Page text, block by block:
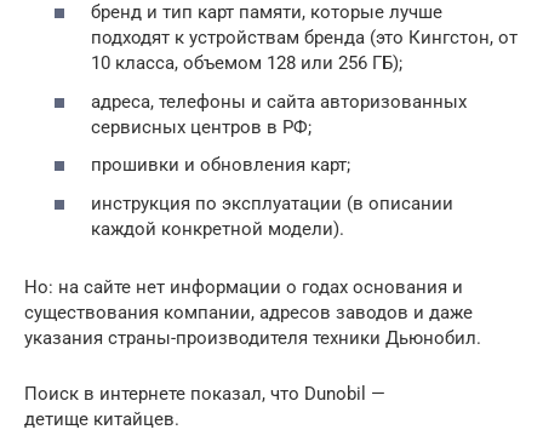
бренд и тип карт памяти, которые лучше
подходят к устройствам бренда (это Кингстон, от
10 класса, объемом 128 или 256 ГБ);
адреса, телефоны и сайта авторизованных
сервисных центров в РФ;
прошивки и обновления карт;
инструкция по эксплуатации (в описании
каждой конкретной модели).
Но: на сайте нет информации о годах основания и
существования компании, адресов заводов и даже
указания страны-производителя техники Дьюнобил.
Поиск в интернете показал, что Dunobil —
детище китайцев.